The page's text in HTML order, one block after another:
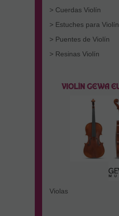
> Cuerdas Violín
> Estuches para Violín
> Puentes de Violín
> Resinas Violín
Violas